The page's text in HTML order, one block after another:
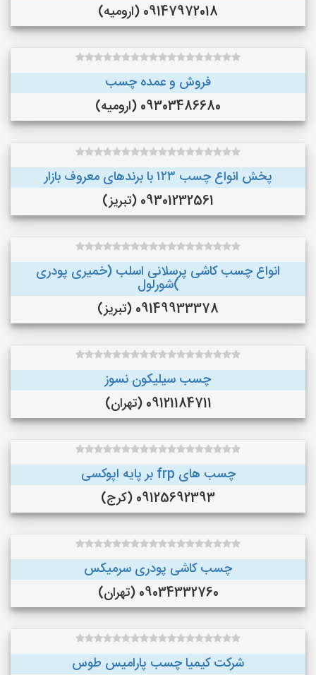
09147972018 (ارومیه)
فروش و عمده چسب
09303486680 (ارومیه)
پخش انواع چسب ۱۲۳ با برندهای معروف بازار
09301232561 (تبریز)
انواع چسب کاشی پرسلانی اسلب (خمیری پودری
)شورلول
09149933378 (تبریز)
چسب سیلیکون نسوز
09121184711 (تهران)
چسب های frp بر پایه اپوکسی
09125692393 (کرج)
چسب کاشی پودری سرمیکس
09034332760 (تهران)
شرکت کیمیا چسب پارامیس طوس